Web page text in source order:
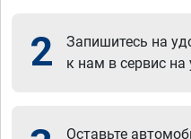
2
Запишитесь на
к нам в сервис на
Оставьте